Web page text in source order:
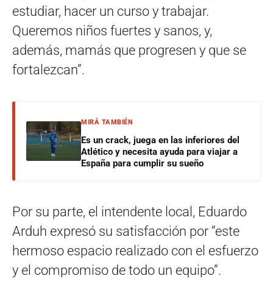
estudiar, hacer un curso y trabajar.
Queremos niños fuertes y sanos, y,
además, mamás que progresen y que se
fortalezcan”.
MIRÁ TAMBIÉN
Es un crack, juega en las inferiores del
Atlético y necesita ayuda para viajar a
España para cumplir su sueño
Por su parte, el intendente local, Eduardo
Arduh expresó su satisfacción por “este
hermoso espacio realizado con el esfuerzo
y el compromiso de todo un equipo”.